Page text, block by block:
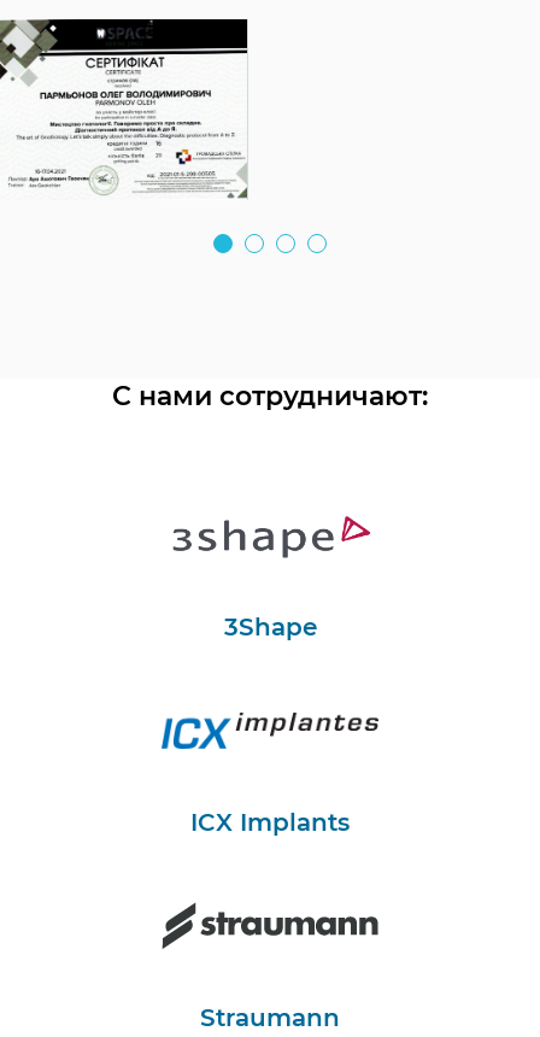
С нами сотрудничают:
3Shape
ICX Implants
Straumann